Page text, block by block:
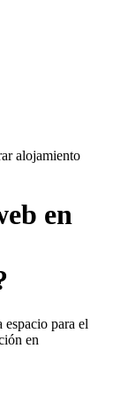
alojamiento
en
para el
en